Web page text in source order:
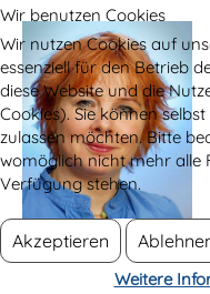
Wir benutzen Cookies
Wir nutzen Cookies auf
essenziell für den Betrieb
diese Website und die
Cookies). Sie können
zulassen möchten. Bitte
womöglich nicht mehr alle
Verfügung stehen.
Akzeptieren
Weitere